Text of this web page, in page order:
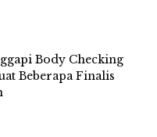
Body Checking
Beberapa Finalis